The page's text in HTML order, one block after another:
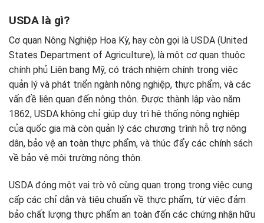
USDA là gì?
Cơ quan Nông Nghiệp Hoa Kỳ, hay còn gọi là USDA (United
States Department of Agriculture), là một cơ quan thuộc
chính phủ Liên bang Mỹ, có trách nhiệm chính trong việc
quản lý và phát triển ngành nông nghiệp, thực phẩm, và các
vấn đề liên quan đến nông thôn. Được thành lập vào năm
1862, USDA không chỉ giúp duy trì hệ thống nông nghiệp
của quốc gia mà còn quản lý các chương trình hỗ trợ nông
dân, bảo vệ an toàn thực phẩm, và thúc đẩy các chính sách
về bảo vệ môi trường nông thôn.
USDA đóng một vai trò vô cùng quan trọng trong việc cung
cấp các chỉ dẫn và tiêu chuẩn về thực phẩm, từ việc đảm
bảo chất lượng thực phẩm an toàn đến các chứng nhận hữu